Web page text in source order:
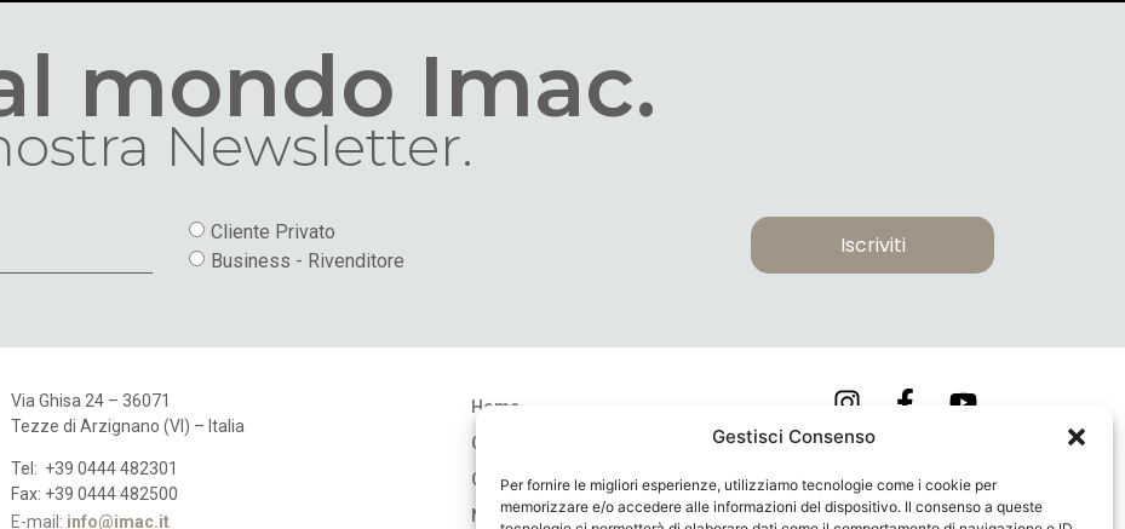
Gestisci Consenso
Per fornire le migliori esperienze, utilizziamo tecnologie come i cookie per
memorizzare e/o accedere alle informazioni del dispositivo. Il consenso a queste
mondo Imac.
Newsletter.
Cliente Privato
Business - Rivenditore
Iscriviti
Via Ghisa 24 – 36071
Tezze di Arzignano (VI) – Italia
Tel: +39 0444 482301
Fax: +39 0444 482500
E-mail: info@imac.it
Home
Chi Siamo
Cataloghi
Negozi
COOKIE POLICY
PRIVACY POLICY